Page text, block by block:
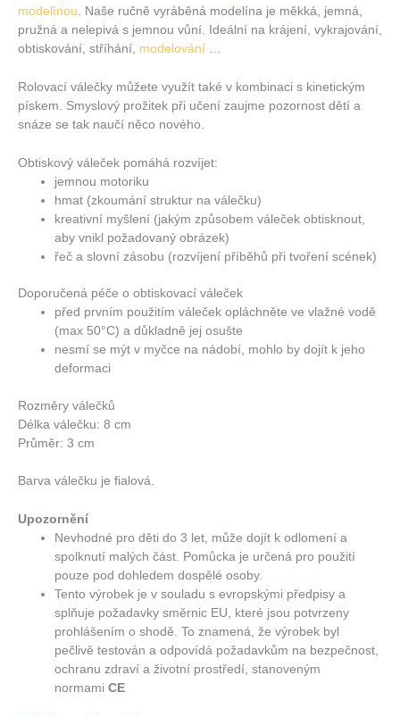
modelínou . Naše ručně vyráběná modelína je měkká, jemná,
pružná a nelepivá s jemnou vůní. Ideální na krájení, vykrajování,
obtiskování, stříhání, modelování
Rolovací válečky můžete využít také v kombinaci s kinetickým
pískem. Smyslový prožitek při učení zaujme pozornost dětí a
snáze se tak naučí něco nového.
Obtiskový váleček pomáhá rozvíjet:
jemnou motoriku
hmat (zkoumání struktur na válečku)
kreativní myšlení (jakým způsobem váleček obtisknout,
aby vnikl požadovaný obrázek)
řeč a slovní zásobu (rozvíjení příběhů při tvoření scének)
Doporučená péče o obtiskovací váleček
před prvním použitím váleček opláchněte ve vlažné vodě
(max 50°C) a důkladně jej osušte
nesmí se mýt v myčce na nádobí, mohlo by dojít k jeho
deformaci
Rozměry válečků
Délka válečku: 8 cm
Průměr: 3 cm
Barva válečku je fialová.
Upozornění
Nevhodné pro děti do 3 let, může dojít k odlomení a
spolknutí malých část. Pomůcka je určená pro použití
pouze pod dohledem dospělé osoby.
Tento výrobek je v souladu s evropskými předpisy a
splňuje požadavky směrnic EU, které jsou potvrzeny
prohlášením o shodě. To znamená, že výrobek byl
pečlivě testován a odpovídá požadavkům na bezpečnost,
ochranu zdraví a životní prostředí, stanoveným
normamiCE